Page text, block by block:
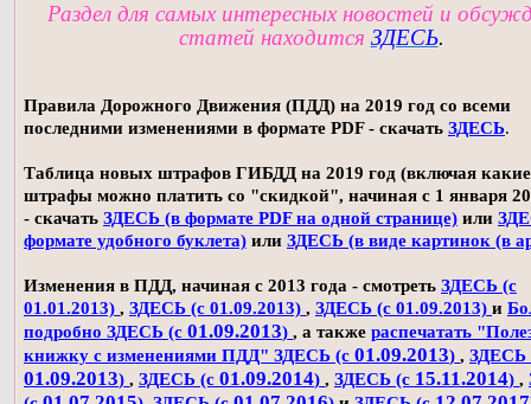
Раздел для самых интересных новостей и
статей находится ЗДЕСЬ.
Правила Дорожного Движения (ПДД) на 2019 год со всеми
последними изменениями в формате PDF - скачать ЗДЕСЬ.
Таблица новых штрафов ГИБДД на 2019 год (включая какие
штрафы можно платить со "скидкой", начиная с 1 января
- скачать ЗДЕСЬ (в формате PDF на одной странице) или
формате удобного буклета) или ЗДЕСЬ (в виде картинок (в
Изменения в ПДД, начиная с 2013 года - смотреть ЗДЕСЬ (с
01.01.2013) , ЗДЕСЬ (с 01.09.2013) , ЗДЕСЬ (с 01.09.2013) и
подробно ЗДЕСЬ (с 01.09.2013) , а также распечатать
книжку с изменениями ПДД" ЗДЕСЬ (с 01.09.2013) , ЗДЕСЬ
01.09.2013) , ЗДЕСЬ (с 01.09.2014) , ЗДЕСЬ (с 15.11.2014) ,